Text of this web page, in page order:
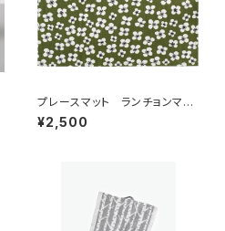
プレースマット ランチョンマッ
ト 「ベラミ」 / アルメダール
ス/ALMEDAHLS
¥2,500